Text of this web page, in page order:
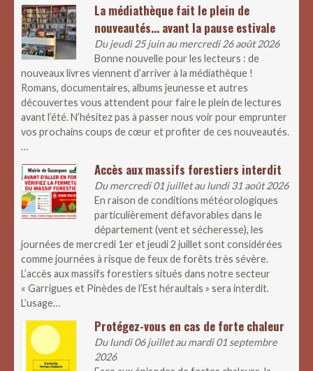
La médiathèque fait le plein de
nouveautés… avant la pause estivale
Du jeudi 25 juin au mercredi 26 août 2026
Bonne nouvelle pour les lecteurs : de
nouveaux livres viennent d’arriver à la médiathèque !
Romans, documentaires, albums jeunesse et autres
découvertes vous attendent pour faire le plein de lectures
avant l’été. N’hésitez pas à passer nous voir pour emprunter
vos prochains coups de cœur et profiter de ces nouveautés.
…
Accès aux massifs forestiers interdit
Du mercredi 01 juillet au lundi 31 août 2026
En raison de conditions météorologiques
particulièrement défavorables dans le
département (vent et sécheresse), les
journées de mercredi 1er et jeudi 2 juillet sont considérées
comme journées à risque de feux de forêts très sévère.
L’accès aux massifs forestiers situés dans notre secteur
« Garrigues et Pinèdes de l’Est héraultais » sera interdit.
L’usage…
Protégez-vous en cas de forte chaleur
Du lundi 06 juillet au mardi 01 septembre
2026